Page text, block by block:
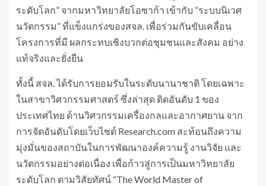
ระดับโลก” จากมหาวิทยาลัยโอซาก้า เข้ากับ “ระบบนิเวศ
นวัตกรรม” ที่แข็งแกร่งของสจล. เพื่อร่วมกันขับเคลื่อน
โครงการที่มี ผลกระทบเชิงบวกต่อชุมชนและสังคม อย่าง
แท้จริงและยั่งยืน
ทั้งนี้ สจล. ได้รับการยอมรับในระดับนานาชาติ โดยเฉพาะ
ในสาขาวิศวกรรมศาสตร์ ซึ่งล่าสุด ติดอันดับ 1 ของ
ประเทศไทย ด้านวิศวกรรมเครื่องกลและอากาศยาน จาก
การจัดอันดับโดยเว็บไซต์ Research.com สะท้อนถึงความ
มุ่งมั่นของสถาบันในการพัฒนาองค์ความรู้ งานวิจัย และ
นวัตกรรมอย่างต่อเนื่อง เพื่อก้าวสู่การเป็นมหาวิทยาลัย
ระดับโลก ตามวิสัยทัศน์ “The World Master of